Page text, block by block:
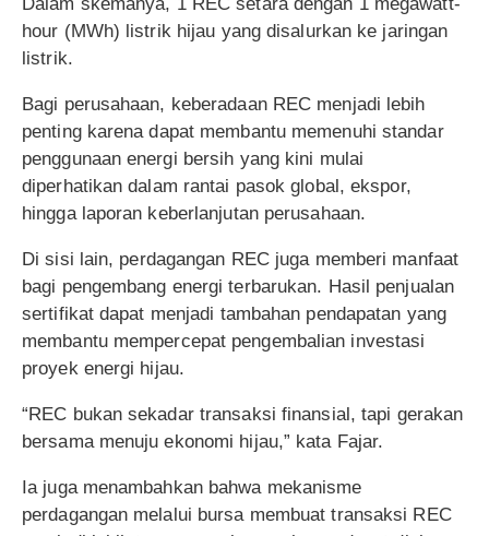
Dalam skemanya, 1 REC setara dengan 1 megawatt-
hour (MWh) listrik hijau yang disalurkan ke jaringan
listrik.
Bagi perusahaan, keberadaan REC menjadi lebih
penting karena dapat membantu memenuhi standar
penggunaan energi bersih yang kini mulai
diperhatikan dalam rantai pasok global, ekspor,
hingga laporan keberlanjutan perusahaan.
Di sisi lain, perdagangan REC juga memberi manfaat
bagi pengembang energi terbarukan. Hasil penjualan
sertifikat dapat menjadi tambahan pendapatan yang
membantu mempercepat pengembalian investasi
proyek energi hijau.
“REC bukan sekadar transaksi finansial, tapi gerakan
bersama menuju ekonomi hijau,” kata Fajar.
Ia juga menambahkan bahwa mekanisme
perdagangan melalui bursa membuat transaksi REC